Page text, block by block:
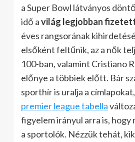
a Super Bowl látványos
idő avilág legjobban
éves rangsorának
elsőként feltűnik, az a nők
100-ban, valamint Cristiano
előnye a többiek előtt. Bár
sporthír is uralja a
premier league tabella
figyelem irányul arra is, hogy
a sportolók. Nézzük tehát,